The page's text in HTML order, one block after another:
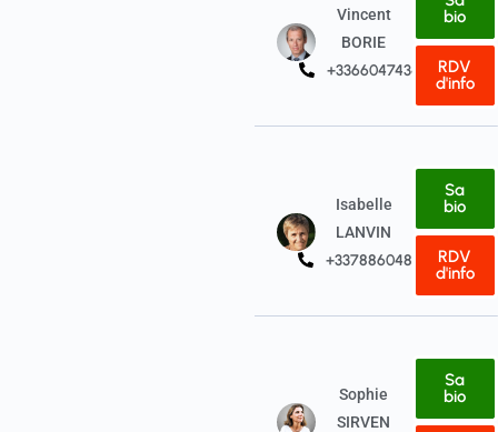
Vincent
BORIE
+33660474342
bio
RDV
d'info
Isabelle
LANVIN
+33788604807
Sa
bio
RDV
d'info
Sophie
SIRVEN
Sa
bio